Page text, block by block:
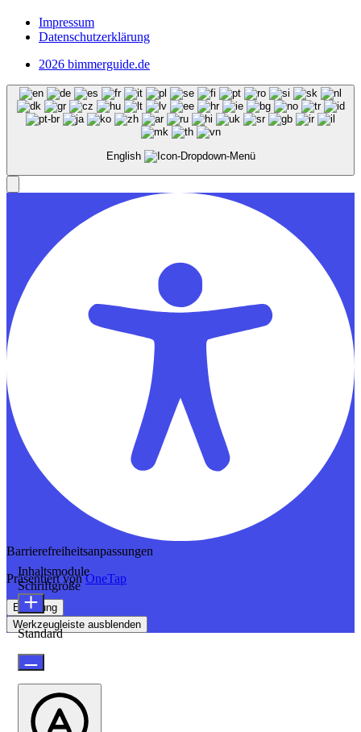
Impressum
Datenschutzerklärung
2026 bimmerguide.de
English
Barrierefreiheitsanpassungen
Präsentiert vonOneTap
Erklärung
Werkzeugleiste ausblenden
Inhaltsmodule
Schriftgröße
Standard